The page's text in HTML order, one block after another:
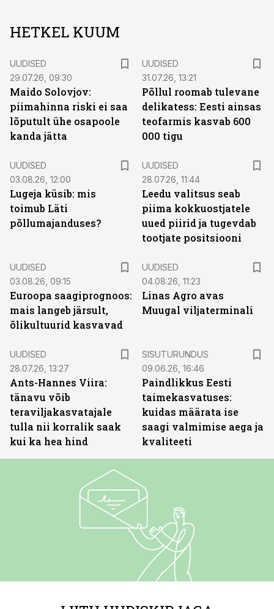
HETKEL KUUM
UUDISED
29.07.26, 09:30
Maido Solovjov:
piimahinna riski ei saa
lõputult ühe osapoole
kanda jätta
UUDISED
31.07.26, 13:21
Põllul roomab tulevane
delikatess: Eesti ainsas
teofarmis kasvab 600
000 tigu
UUDISED
03.08.26, 12:00
Lugeja küsib: mis
toimub Läti
põllumajanduses?
UUDISED
28.07.26, 11:44
Leedu valitsus seab
piima kokkuostjatele
uued piirid ja tugevdab
tootjate positsiooni
UUDISED
03.08.26, 09:15
Euroopa saagiprognoos:
mais langeb järsult,
õlikultuurid kasvavad
UUDISED
04.08.26, 11:23
Linas Agro avas
Muugal viljaterminali
UUDISED
28.07.26, 13:27
Ants-Hannes Viira:
tänavu võib
teraviljakasvatajale
tulla nii korralik saak
kui ka hea hind
SISUTURUNDUS
09.06.26, 16:46
Paindlikkus Eesti
taimekasvatuses:
kuidas määrata ise
saagi valmimise aega ja
kvaliteeti